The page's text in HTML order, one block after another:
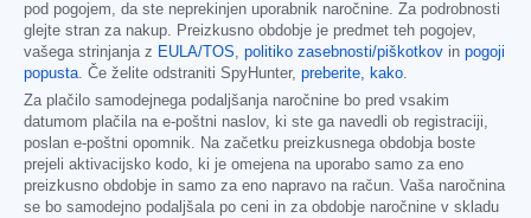
pod pogojem, da ste neprekinjen uporabnik naročnine. Za podrobnosti
glejte stran za nakup. Preizkusno obdobje je predmet teh pogojev,
vašega strinjanja z EULA/TOS, politiko zasebnosti/piškotkov in pogoji
popusta. Če želite odstraniti SpyHunter, preberite, kako.
Za plačilo samodejnega podaljšanja naročnine bo pred vsakim
datumom plačila na e-poštni naslov, ki ste ga navedli ob registraciji,
poslan e-poštni opomnik. Na začetku preizkusnega obdobja boste
prejeli aktivacijsko kodo, ki je omejena na uporabo samo za eno
preizkusno obdobje in samo za eno napravo na račun. Vaša naročnina
se bo samodejno podaljšala po ceni in za obdobje naročnine v skladu